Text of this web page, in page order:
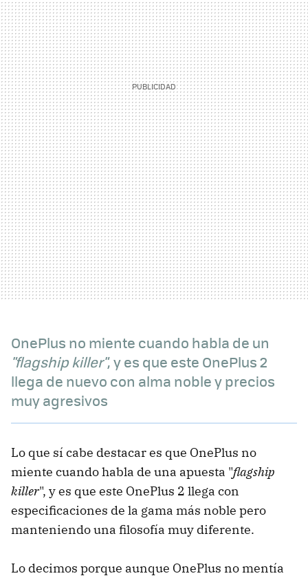
OnePlus no miente cuando habla de un
"flagship killer", y es que este OnePlus 2
llega de nuevo con alma noble y precios
muy agresivos
Lo que sí cabe destacar es que OnePlus no
miente cuando habla de una apuesta "flagship
killer", y es que este OnePlus 2 llega con
especificaciones de la gama más noble pero
manteniendo una filosofía muy diferente.
Lo decimos porque aunque OnePlus no mentía